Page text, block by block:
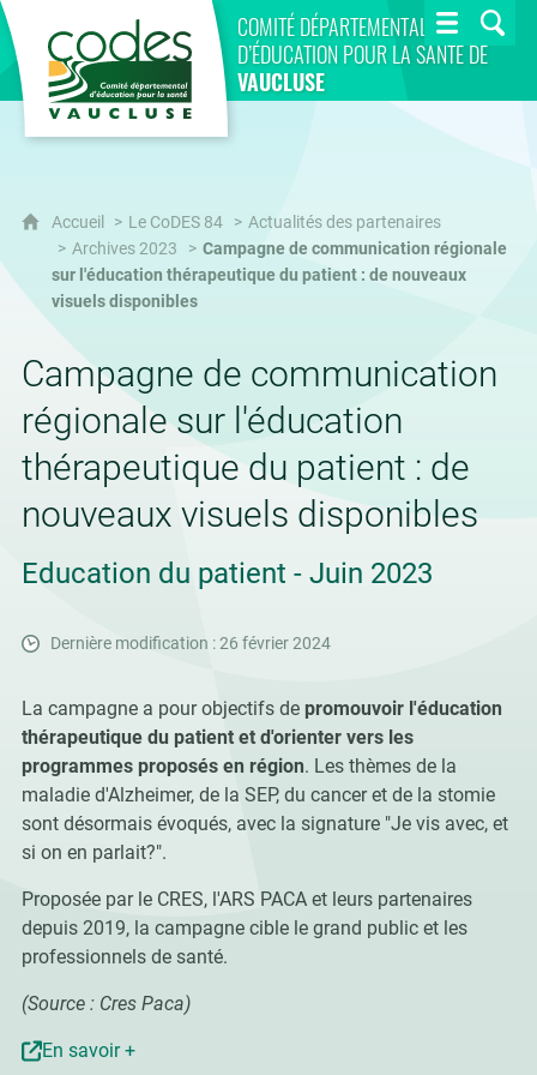
COMITÉ DÉPARTEMENTAL
D’ÉDUCATION POUR LA SANTÉ DE
VAUCLUSE
CoDES 84
Accueil Le CoDES 84
Actualités des partenaires
Archives 2023
Campagne de communication régionale
sur l'éducation thérapeutique du patient : de nouveaux
visuels disponibles
Campagne de communication
régionale sur l'éducation
thérapeutique du patient : de
nouveaux visuels disponibles
Education du patient - Juin 2023
Dernière modification : 26 février 2024
La campagne a pour objectifs de promouvoir l'éducation
thérapeutique du patient et d'orienter vers les
programmes proposés en région. Les thèmes de la
maladie d'Alzheimer, de la SEP, du cancer et de la stomie
sont désormais évoqués, avec la signature "Je vis avec, et
si on en parlait?".
Proposée par le CRES, l'ARS PACA et leurs partenaires
depuis 2019, la campagne cible le grand public et les
professionnels de santé.
(Source : Cres Paca)
En savoir +